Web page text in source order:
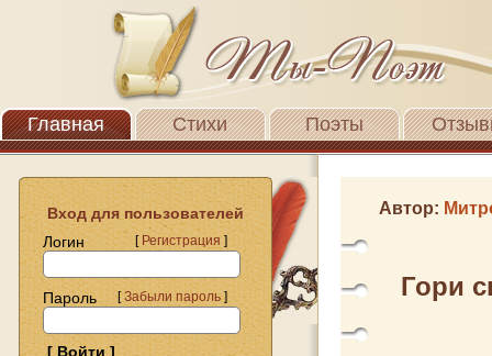
Главная Стихи Поэты
Вход для пользователей
Логин
[Регистрация]
Пароль [Забыли пароль]
Автор:
Гори